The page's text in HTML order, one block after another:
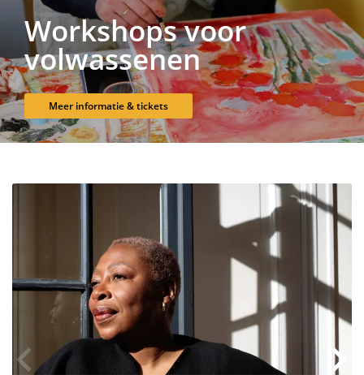
Workshops voor
volwassenen
Meer informatie & tickets